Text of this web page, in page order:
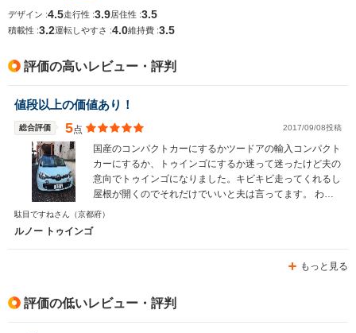
排気量
駆動方式
1598cc
FF
デザイン :4.5走行性 :3.9居住性 :3.5
積載性 :3.2運転しやすさ :4.0維持費 :3.5
評価の高いレビュー・評判
値段以上の価値あり！
総合評価 5点 2017/09/08投稿
国産のコンパクトカーにするかツードアの輸入コンパクト
カーにするか、トゥインゴにするか迷って迷ったけど夫の
意向でトゥインゴになりました。キビキビ走ってくれるし
屋根が開くのでそれだけでいいと夫は言ってます。 わた
しはペーパードライバーなので小回りがきいてすれ違いが
駄目ですねさん （京都府）
ルノー トゥインゴ
もっと見る
評価の低いレビュー・評判